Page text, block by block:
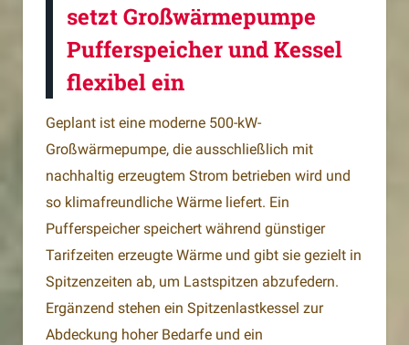
setzt Großwärmepumpe
Pufferspeicher und Kessel
flexibel ein
Geplant ist eine moderne 500-kW-
Großwärmepumpe, die ausschließlich mit
nachhaltig erzeugtem Strom betrieben wird und
so klimafreundliche Wärme liefert. Ein
Pufferspeicher speichert während günstiger
Tarifzeiten erzeugte Wärme und gibt sie gezielt in
Spitzenzeiten ab, um Lastspitzen abzufedern.
Ergänzend stehen ein Spitzenlastkessel zur
Abdeckung hoher Bedarfe und ein